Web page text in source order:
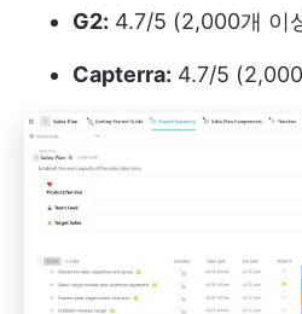
G2: 4.7/5 (2,000개 이
Capterra: 4.7/5